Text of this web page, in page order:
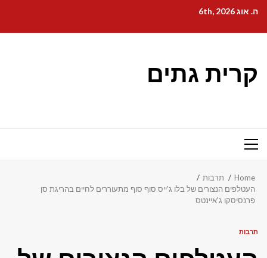
content
ה. אוג 6th, 2026
קרית גתים
Primary
Home
תרבות
העטלפים הנצורים של בלו ג'ייס סוף סוף מתעוררים לחיים בהריגת סן
פרנסיסקו ג'איינטס
תרבות